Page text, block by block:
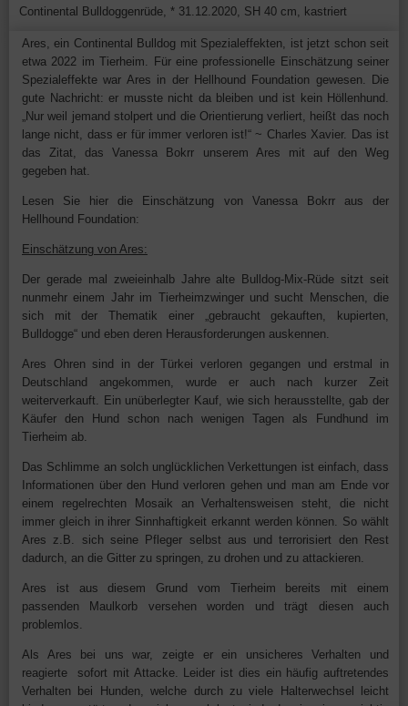
Continental Bulldoggenrüde, * 31.12.2020, SH 40 cm, kastriert
Ares, ein Continental Bulldog mit Spezialeffekten, ist jetzt schon seit
etwa 2022 im Tierheim. Für eine professionelle Einschätzung seiner
Spezialeffekte war Ares in der Hellhound Foundation gewesen. Die
gute Nachricht: er musste nicht da bleiben und ist kein Höllenhund.
„Nur weil jemand stolpert und die Orientierung verliert, heißt das noch
lange nicht, dass er für immer verloren ist!“ ~ Charles Xavier. Das ist
das Zitat, das Vanessa Bokrr unserem Ares mit auf den Weg
gegeben hat.
Lesen Sie hier die Einschätzung von Vanessa Bokrr aus der
Hellhound Foundation:
Einschätzung von Ares:
Der gerade mal zweieinhalb Jahre alte Bulldog-Mix-Rüde sitzt seit
nunmehr einem Jahr im Tierheimzwinger und sucht Menschen, die
sich mit der Thematik einer „gebraucht gekauften, kupierten,
Bulldogge“ und eben deren Herausforderungen auskennen.
Ares Ohren sind in der Türkei verloren gegangen und erstmal in
Deutschland angekommen, wurde er auch nach kurzer Zeit
weiterverkauft. Ein unüberlegter Kauf, wie sich herausstellte, gab der
Käufer den Hund schon nach wenigen Tagen als Fundhund im
Tierheim ab.
Das Schlimme an solch unglücklichen Verkettungen ist einfach, dass
Informationen über den Hund verloren gehen und man am Ende vor
einem regelrechten Mosaik an Verhaltensweisen steht, die nicht
immer gleich in ihrer Sinnhaftigkeit erkannt werden können. So wählt
Ares z.B. sich seine Pfleger selbst aus und terrorisiert den Rest
dadurch, an die Gitter zu springen, zu drohen und zu attackieren.
Ares ist aus diesem Grund vom Tierheim bereits mit einem
passenden Maulkorb versehen worden und trägt diesen auch
problemlos.
Als Ares bei uns war, zeigte er ein unsicheres Verhalten und
reagierte sofort mit Attacke. Leider ist dies ein häufig auftretendes
Verhalten bei Hunden, welche durch zu viele Halterwechsel leicht